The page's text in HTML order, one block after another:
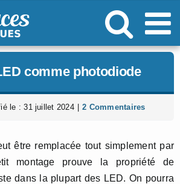
comme photodiode
le : 31 juillet 2024 2 Commentaires
être remplacée tout simplement par
montage prouve la propriété de
dans la plupart des LED. On pourra